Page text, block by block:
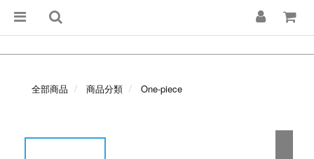
全部商品 商品分類 One-piece